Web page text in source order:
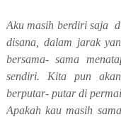
Aku masih berdiri saja
disana, dalam jarak
bersama- sama
sendiri. Kita pun
berputar- putar di
Apakah kau masih